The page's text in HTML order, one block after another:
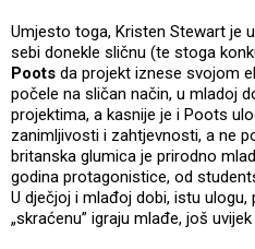
Umjesto toga, Kristen Stewart je
sebi donekle sličnu (te stoga
Poots da projekt iznese svojom
počele na sličan način, u mladoj
projektima, a kasnije je i Poots
zanimljivosti i zahtjevnosti, a ne
britanska glumica je prirodno
godina protagonistice, od
U dječjoj i mlađoj dobi, istu ulogu,
„skraćenu” igraju mlađe, još